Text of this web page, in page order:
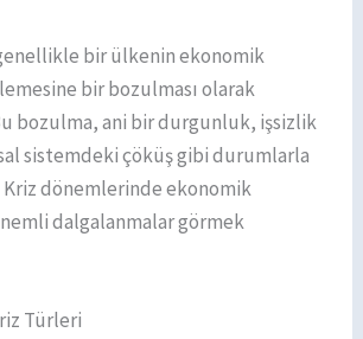
bir ülkenin ekonomik
bir bozulması olarak
bozulma, ani bir durgunluk, işsizlik
sistemdeki çöküş gibi durumlarla
dönemlerinde ekonomik
dalgalanmalar görmek
Türleri